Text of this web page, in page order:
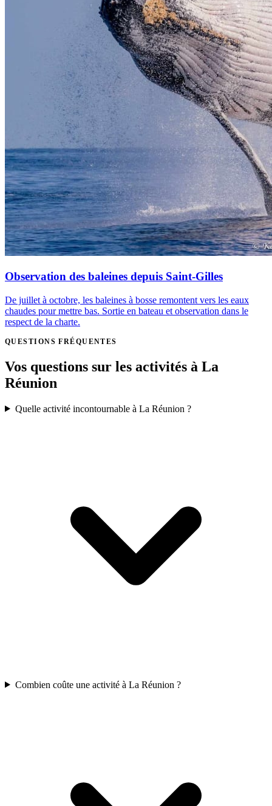
Observation des baleines depuis Saint-Gilles
De juillet à octobre, les baleines à bosse remontent vers les eaux
chaudes pour mettre bas. Sortie en bateau et observation dans le
respect de la charte.
QUESTIONS FRÉQUENTES
Vos questions sur les activités à La
Réunion
Quelle activité incontournable à La Réunion ?
Combien coûte une activité à La Réunion ?